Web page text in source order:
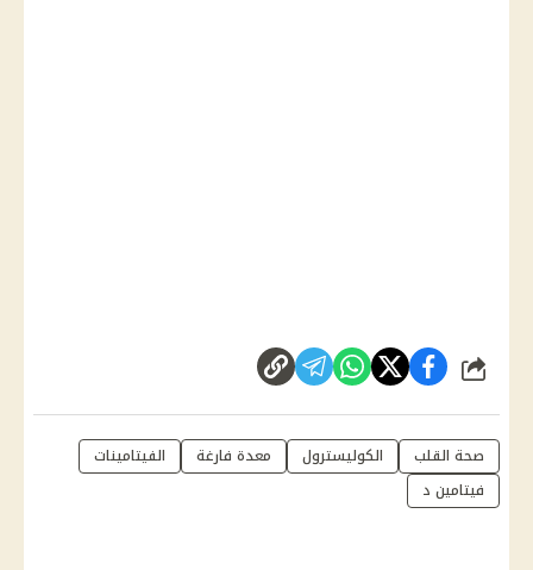
شارك
صحة القلب الكوليسترول معدة فارغة
الفيتامينات
فيتامين د